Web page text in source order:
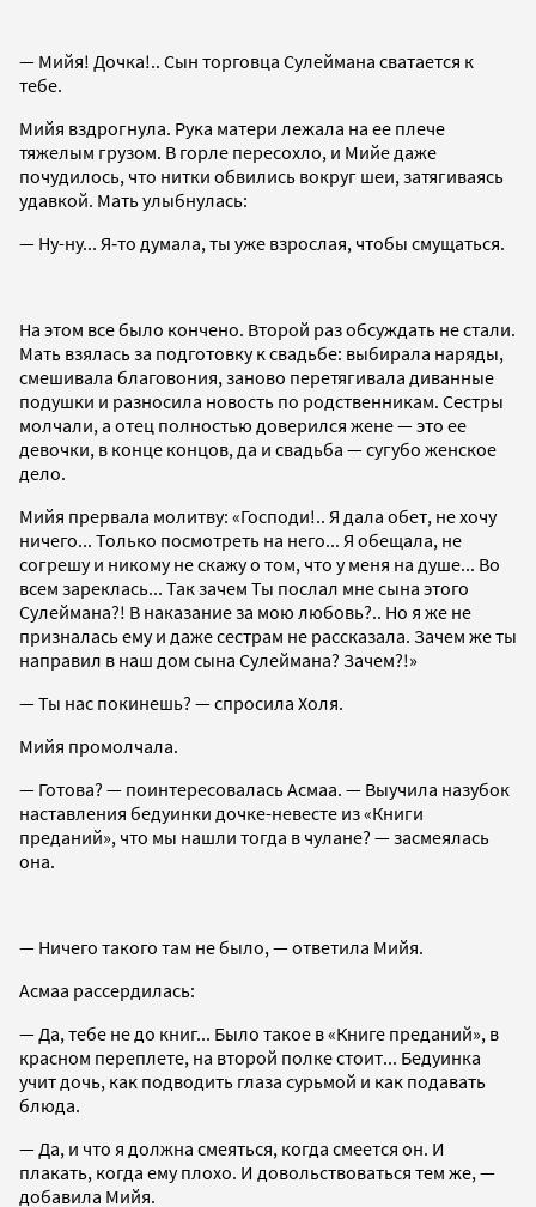
— Мийя! Дочка!.. Сын торговца Сулеймана сватается к
тебе.
Мийя вздрогнула. Рука матери лежала на ее плече
тяжелым грузом. В горле пересохло, и Мийе даже
почудилось, что нитки обвились вокруг шеи, затягиваясь
удавкой. Мать улыбнулась:
— Ну-ну... Я‑то думала, ты уже взрослая, чтобы смущаться.
На этом все было кончено. Второй раз обсуждать не стали.
Мать взялась за подготовку к свадьбе: выбирала наряды,
смешивала благовония, заново перетягивала диванные
подушки и разносила новость по родственникам. Сестры
молчали, а отец полностью доверился жене — это ее
девочки, в конце концов, да и свадьба — сугубо женское
дело.
Мийя прервала молитву: «Господи!.. Я дала обет, не хочу
ничего... Только посмотреть на него... Я обещала, не
согрешу и никому не скажу о том, что у меня на душе... Во
всем зареклась... Так зачем Ты послал мне сына этого
Сулеймана?! В наказание за мою любовь?.. Но я же не
призналась ему и даже сестрам не рассказала. Зачем же ты
направил в наш дом сына Сулеймана? Зачем?!»
— Ты нас покинешь? — спросила Холя.
Мийя промолчала.
— Готова? — поинтересовалась Асмаа. — Выучила назубок
наставления бедуинки дочке-невесте из «Книги
преданий», что мы нашли тогда в чулане? — засмеялась
она.
— Ничего такого там не было, — ответила Мийя.
Асмаа рассердилась:
— Да, тебе не до книг... Было такое в «Книге преданий», в
красном переплете, на второй полке стоит... Бедуинка
учит дочь, как подводить глаза сурьмой и как подавать
блюда.
— Да, и что я должна смеяться, когда смеется он. И
плакать, когда ему плохо. И довольствоваться тем же, —
добавила Мийя.